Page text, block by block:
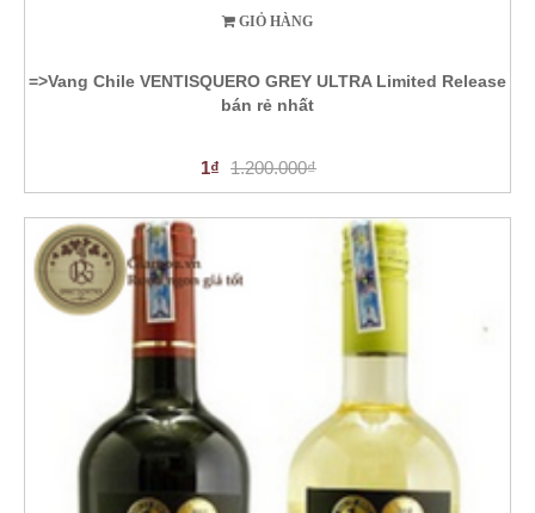
GIỎ HÀNG
=>Vang Chile VENTISQUERO GREY ULTRA Limited Release
bán rẻ nhất
1₫ 1.200.000₫